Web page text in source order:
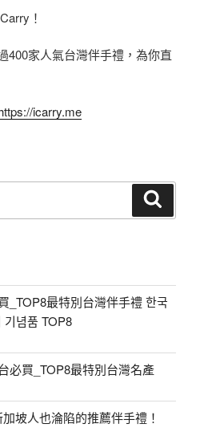
！
400家人氣台灣伴手禮，為你直
icarry.me
_TOP8最特別台灣伴手禮 한국
기념품 TOP8
必買_TOP8最特別台灣名產
坡人也淪陷的推薦伴手禮！